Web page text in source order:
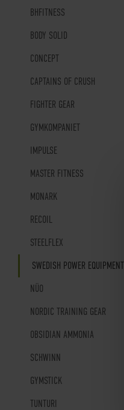
BHFITNESS
BODY SOLID
CONCEPT
CAPTAINS OF CRUSH
FIGHTER GEAR
GYMKOMPANIET
IMPULSE
MASTER FITNESS
MONARK
RECOIL
STEELFLEX
SWEDISH POWER EQUIPMENT
NÜO
NORDIC TRAINING GEAR
OBSIDIAN AMMONIA
SCHWINN
GYMSTICK
TUNTURI